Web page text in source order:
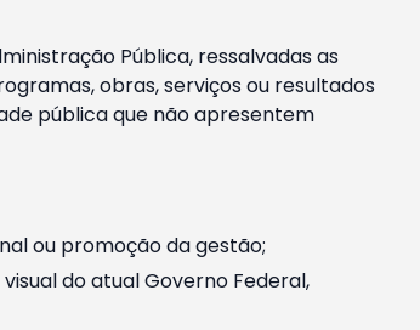
Pública, ressalvadas as
obras, serviços ou resultados
pública que não apresentem
ou promoção da gestão;
do atual Governo Federal,